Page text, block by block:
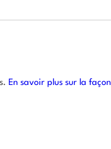
En savoir plus sur la